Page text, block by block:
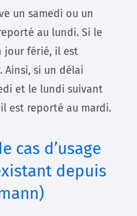
un samedi ou un
au lundi. Si le
jour férié, il est
Ainsi, si un délai
et le lundi suivant
est reporté au mardi.
cas d’usage
depuis